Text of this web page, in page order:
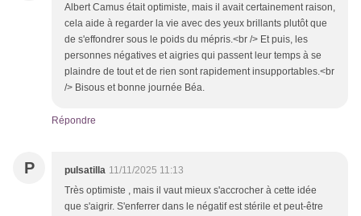
Albert Camus était optimiste, mais il avait certainement raison,
cela aide à regarder la vie avec des yeux brillants plutôt que
de s'effondrer sous le poids du mépris.<br /> Et puis, les
personnes négatives et aigries qui passent leur temps à se
plaindre de tout et de rien sont rapidement insupportables.<br
/> Bisous et bonne journée Béa.
Répondre
P pulsatilla 11/11/2025 11:13
Très optimiste , mais il vaut mieux s'accrocher à cette idée
que s'aigrir. S'enferrer dans le négatif est stérile et peut-être